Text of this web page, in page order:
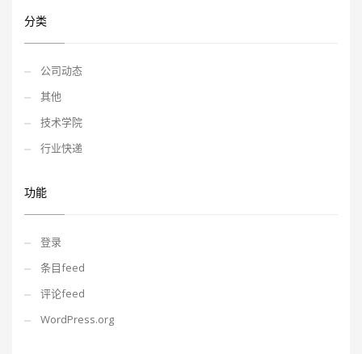
分类
公司动态
其他
技术学院
行业快递
功能
登录
条目feed
评论feed
WordPress.org